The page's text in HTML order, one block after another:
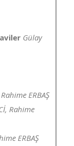
Gülay
ERBAŞ
Rahime
ERBAŞ